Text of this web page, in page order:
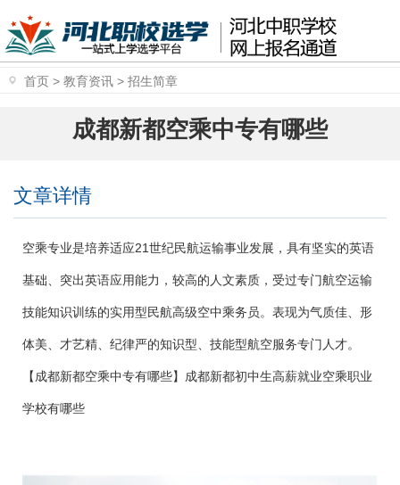
首页 > 教育资讯 > 招生简章
成都新都空乘中专有哪些
文章详情
空乘专业是培养适应21世纪民航运输事业发展，具有坚实的英语
基础、突出英语应用能力，较高的人文素质，受过专门航空运输
技能知识训练的实用型民航高级空中乘务员。表现为气质佳、形
体美、才艺精、纪律严的知识型、技能型航空服务专门人才。
【成都新都空乘中专有哪些】成都新都初中生高薪就业空乘职业
学校有哪些